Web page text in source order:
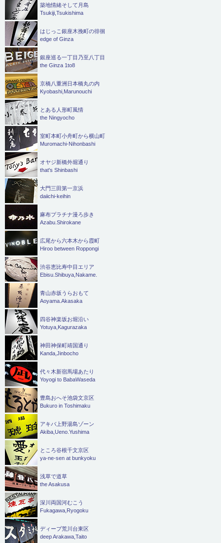
築地情緒そして月島
Tsukiji,Tsukishima
はじっこ銀座木挽町の徘徊
edge of Ginza
銀座巡る一丁目乃至八丁目
the Ginza 1to8
京橋八重洲日本橋丸の内
Kyobashi,Marunouchi
とある人形町風情
the Ningyocho
室町本町小舟町から横山町
Muromachi-Nihonbashi
オヤジ新橋外堀通り
that's Shinbashi
大門三田第一京浜
daiichi-keihin
麻布プラチナ漫ろ歩き
Azabu.Shirokane
広尾から六本木から霞町
Hiroo between Roppongi
渋谷恵比寿中目エリア
Ebisu.Shibuya,Nakame.
青山赤坂うらおもて
Aoyama.Akasaka
四谷神楽坂お堀沿い
Yotuya,Kagurazaka
神田神保町靖国通り
Kanda,Jinbocho
代々木新宿馬場あたり
Yoyogi to BabaWaseda
豊島おへそ池袋文京区
Bukuro in Toshimaku
アキバ上野湯島ゾーン
Akiba,Ueno.Yushima
ところ谷根千文京区
ya-ne-sen at bunkyoku
浅草で道草
the Asakusa
深川両国河むこう
Fukagawa,Ryogoku
ディープ荒川台東区
deep Arakawa,Taito